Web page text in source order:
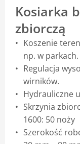
Kosiarka
zbiorczą
Koszenie
np. w parkach.
Regulacja
wirników.
Hydrauliczne
Skrzynia
1600: 50 noży
Szerokość
Finansowanie
Kariera
Kontakt
Blog